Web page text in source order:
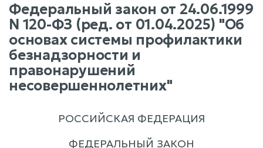
Федеральный закон от 24.06.1999
N 120-ФЗ (ред. от 01.04.2025) "Об
основах системы профилактики
безнадзорности и
правонарушений
несовершеннолетних"
РОССИЙСКАЯ ФЕДЕРАЦИЯ
ФЕДЕРАЛЬНЫЙ ЗАКОН